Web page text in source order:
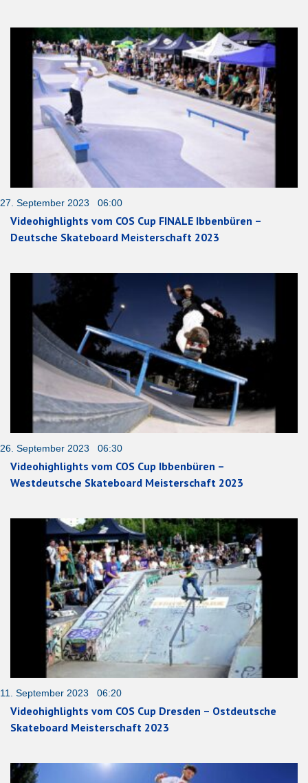
27. September 2023 06:00
Videohighlights vom COS Cup FINALE Ibbenbüren –
Deutsche Skateboard Meisterschaft 2023
26. September 2023 06:30
Videohighlights vom COS Cup Ibbenbüren –
Westdeutsche Skateboard Meisterschaft 2023
11. September 2023 06:20
Videohighlights vom COS Cup Dresden – Ostdeutsche
Skateboard Meisterschaft 2023